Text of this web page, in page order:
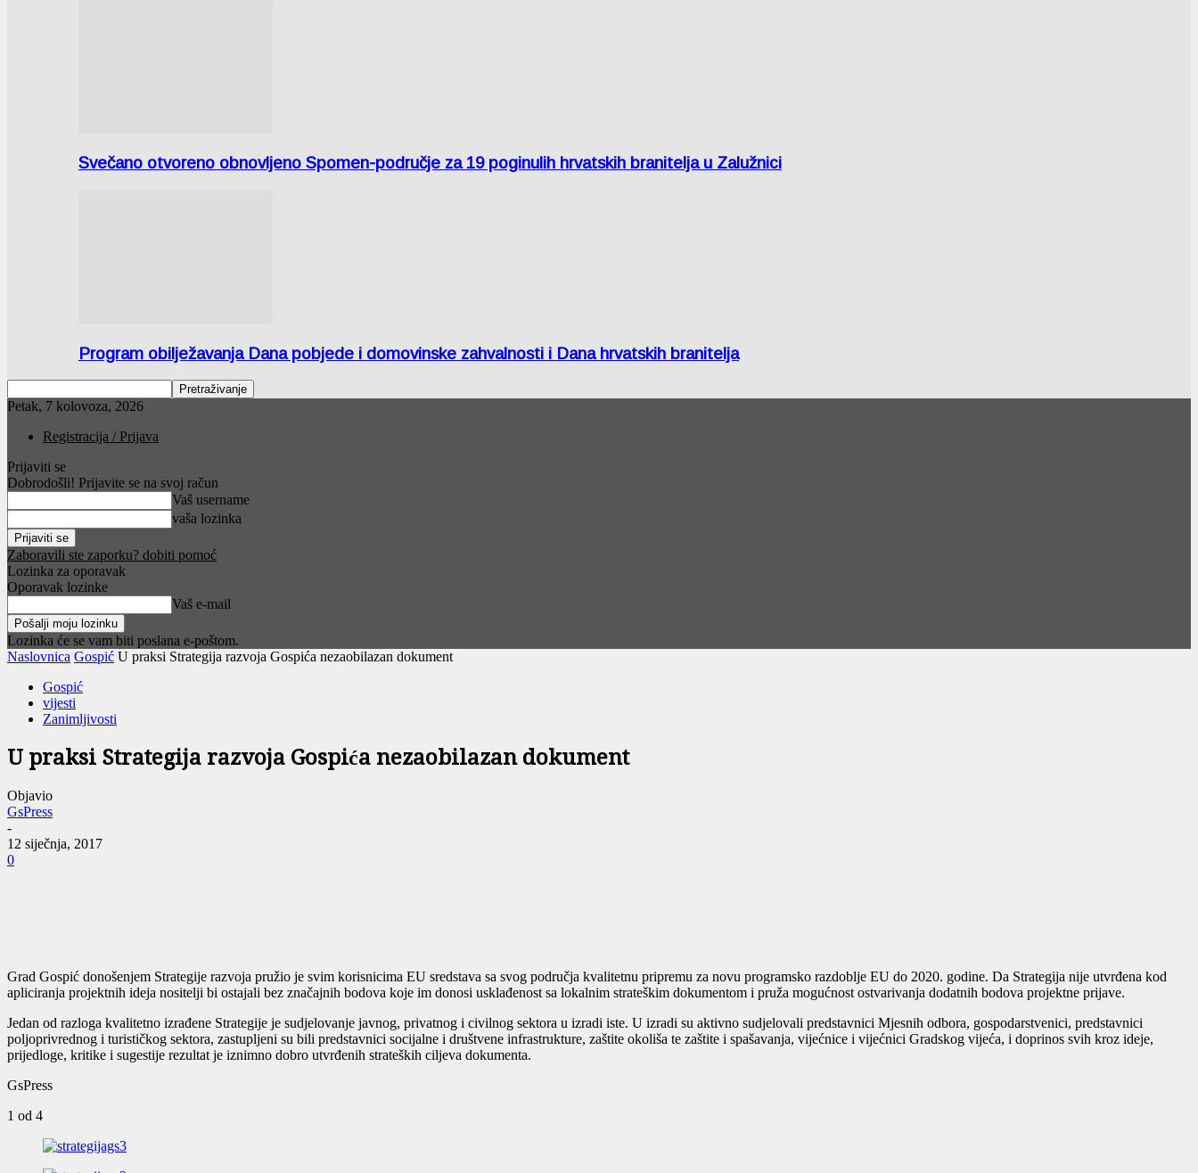
Svečano otvoreno obnovljeno Spomen-područje za 19 poginulih hrvatskih branitelja u Zalužnici
Program obilježavanja Dana pobjede i domovinske zahvalnosti i Dana hrvatskih branitelja
Petak, 7 kolovoza, 2026
Registracija / Prijava
Prijaviti se
Dobrodošli! Prijavite se na svoj račun
Vaš username
vaša lozinka
Zaboravili ste zaporku? dobiti pomoć
Lozinka za oporavak
Oporavak lozinke
Vaš e-mail
Lozinka će se vam biti poslana e-poštom.
Naslovnica Gospić U praksi Strategija razvoja Gospića nezaobilazan dokument
Gospić
vijesti
Zanimljivosti
U praksi Strategija razvoja Gospića nezaobilazan dokument
Objavio
GsPress
-
12 siječnja, 2017
0
Grad Gospić donošenjem Strategije razvoja pružio je svim korisnicima EU sredstava sa svog područja kvalitetnu pripremu za novu programsko razdoblje EU do 2020. godine. Da Strategija nije utvrđena kod
apliciranja projektnih ideja nositelji bi ostajali bez značajnih bodova koje im donosi usklađenost sa lokalnim strateškim dokumentom i pruža mogućnost ostvarivanja dodatnih bodova projektne prijave.
Jedan od razloga kvalitetno izrađene Strategije je sudjelovanje javnog, privatnog i civilnog sektora u izradi iste. U izradi su aktivno sudjelovali predstavnici Mjesnih odbora, gospodarstvenici, predstavnici
poljoprivrednog i turističkog sektora, zastupljeni su bili predstavnici socijalne i društvene infrastrukture, zaštite okoliša te zaštite i spašavanja, vijećnice i vijećnici Gradskog vijeća, i doprinos svih kroz ideje,
prijedloge, kritike i sugestije rezultat je iznimno dobro utvrđenih strateških ciljeva dokumenta.
GsPress
1 od 4